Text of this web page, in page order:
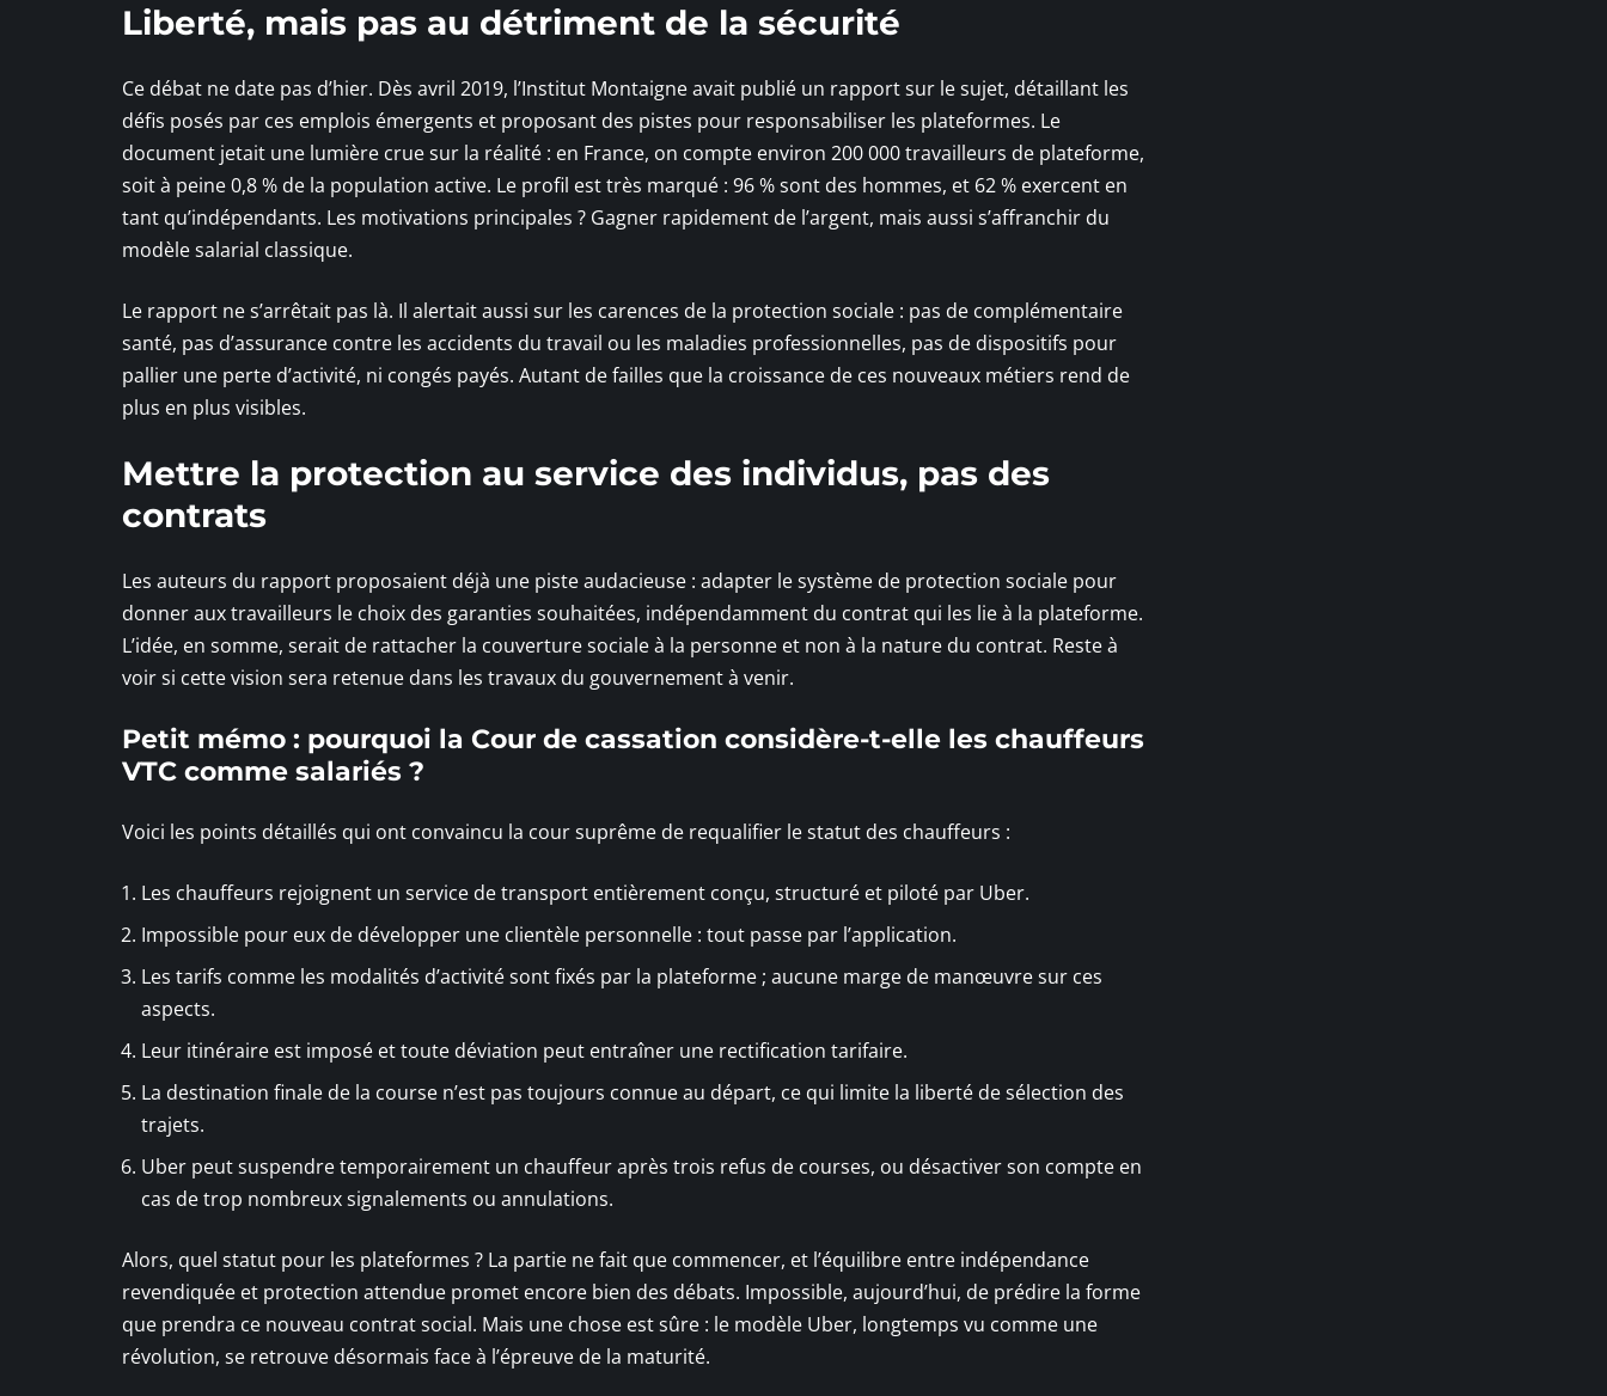
Liberté, mais pas au détriment de la sécurité
Ce débat ne date pas d’hier. Dès avril 2019, l’Institut Montaigne avait publié un rapport sur le sujet, détaillant les
défis posés par ces emplois émergents et proposant des pistes pour responsabiliser les plateformes. Le
document jetait une lumière crue sur la réalité : en France, on compte environ 200 000 travailleurs de plateforme,
soit à peine 0,8 % de la population active. Le profil est très marqué : 96 % sont des hommes, et 62 % exercent en
tant qu’indépendants. Les motivations principales ? Gagner rapidement de l’argent, mais aussi s’affranchir du
modèle salarial classique.
Le rapport ne s’arrêtait pas là. Il alertait aussi sur les carences de la protection sociale : pas de complémentaire
santé, pas d’assurance contre les accidents du travail ou les maladies professionnelles, pas de dispositifs pour
pallier une perte d’activité, ni congés payés. Autant de failles que la croissance de ces nouveaux métiers rend de
plus en plus visibles.
Mettre la protection au service des individus, pas des
contrats
Les auteurs du rapport proposaient déjà une piste audacieuse : adapter le système de protection sociale pour
donner aux travailleurs le choix des garanties souhaitées, indépendamment du contrat qui les lie à la plateforme.
L’idée, en somme, serait de rattacher la couverture sociale à la personne et non à la nature du contrat. Reste à
voir si cette vision sera retenue dans les travaux du gouvernement à venir.
Petit mémo : pourquoi la Cour de cassation considère-t-elle les chauffeurs
VTC comme salariés ?
Voici les points détaillés qui ont convaincu la cour suprême de requalifier le statut des chauffeurs :
Les chauffeurs rejoignent un service de transport entièrement conçu, structuré et piloté par Uber.
Impossible pour eux de développer une clientèle personnelle : tout passe par l’application.
Les tarifs comme les modalités d’activité sont fixés par la plateforme ; aucune marge de manœuvre sur ces
aspects.
Leur itinéraire est imposé et toute déviation peut entraîner une rectification tarifaire.
La destination finale de la course n’est pas toujours connue au départ, ce qui limite la liberté de sélection des
trajets.
Uber peut suspendre temporairement un chauffeur après trois refus de courses, ou désactiver son compte en
cas de trop nombreux signalements ou annulations.
Alors, quel statut pour les plateformes ? La partie ne fait que commencer, et l’équilibre entre indépendance
revendiquée et protection attendue promet encore bien des débats. Impossible, aujourd’hui, de prédire la forme
que prendra ce nouveau contrat social. Mais une chose est sûre : le modèle Uber, longtemps vu comme une
révolution, se retrouve désormais face à l’épreuve de la maturité.